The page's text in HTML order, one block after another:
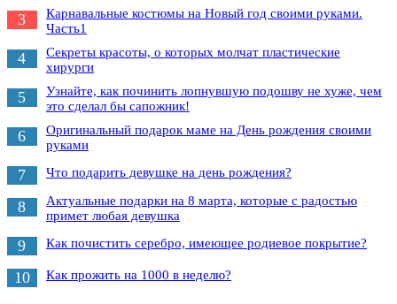
3
Карнавальные костюмы на Новый год своими руками.
Часть1
4
Секреты красоты, о которых молчат пластические
хирурги
5
Узнайте, как починить лопнувшую подошву не хуже, чем
это сделал бы сапожник!
6
Оригинальный подарок маме на День рождения своими
руками
7 Что подарить девушке на день рождения?
8
Актуальные подарки на 8 марта, которые с радостью
примет любая девушка
9 Как почистить серебро, имеющее родиевое покрытие?
10 Как прожить на 1000 в неделю?